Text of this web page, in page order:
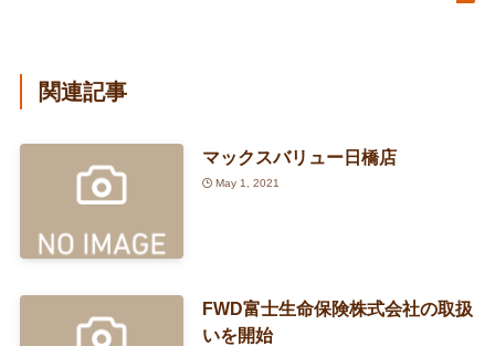
関連記事
マックスバリュー日橋店
May 1, 2021
FWD富士生命保険株式会社の取扱
いを開始